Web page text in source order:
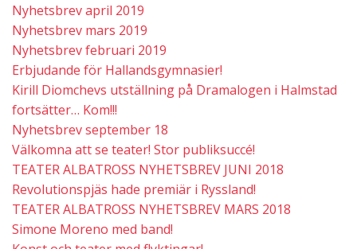
Nyhetsbrev april 2019
Nyhetsbrev mars 2019
Nyhetsbrev februari 2019
Erbjudande för Hallandsgymnasier!
Kirill Diomchevs utställning på Dramalogen i Halmstad
fortsätter… Kom!!!
Nyhetsbrev september 18
Välkomna att se teater! Stor publiksuccé!
TEATER ALBATROSS NYHETSBREV JUNI 2018
Revolutionspjäs hade premiär i Ryssland!
TEATER ALBATROSS NYHETSBREV MARS 2018
Simone Moreno med band!